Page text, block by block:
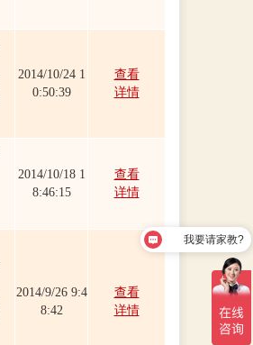
2014/10/24 1
0:50:39
查看
详情
2014/10/18 1
8:46:15
查看
详情
2014/9/26 9:4
8:42
查看
详情
我要请家教?